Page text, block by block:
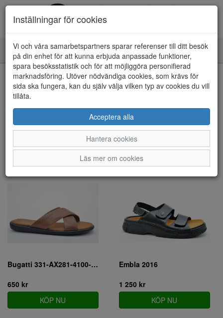
Toggle
navigation
Visa filter
Herr - Tofflor (40 artiklar)
Sortera efter:
Bugatti 331-AX281-4100-6300
650 kr
KÖP NU
Embla 2016
1 250 kr
KÖP NU
Inställningar för cookies
Vi och våra samarbetspartners sparar referenser till ditt besök
på din enhet för att kunna erbjuda anpassade funktioner,
spara besöksstatistik och för att möjliggöra personifierad
marknadsföring. Utöver nödvändiga cookies, som krävs för
sida ska fungera, kan du själv välja vilken typ av cookies du vill
tillåta.
Acceptera alla
Hantera cookies
Läs mer om cookies